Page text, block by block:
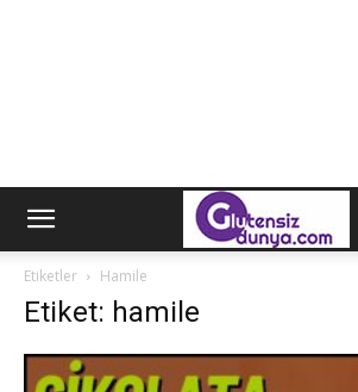
Etiketler Hamile
Etiket: hamile